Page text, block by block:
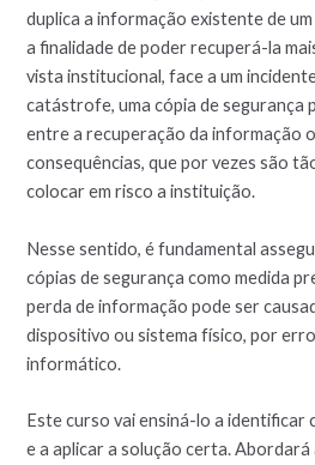
duplica a informação existente de
a finalidade de poder recuperá-la
vista institucional, face a um
catástrofe, uma cópia de segurança
entre a recuperação da informação
consequências, que por vezes são
colocar em risco a instituição.
Nesse sentido, é fundamental
cópias de segurança como medida
perda de informação pode ser
dispositivo ou sistema físico, por
informático.
Este curso vai ensiná-lo a identificar
e a aplicar a solução certa.